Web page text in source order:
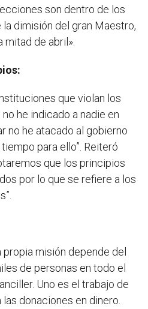
son dentro de los
dimisión del gran Maestro,
mitad de abril».
que violan los
he indicado a nadie en
no he atacado al gobierno
para ello”. Reiteró
que los principios
por lo que se refiere a los
propia misión depende del
de personas en todo el
Uno es el trabajo de
donaciones en dinero.